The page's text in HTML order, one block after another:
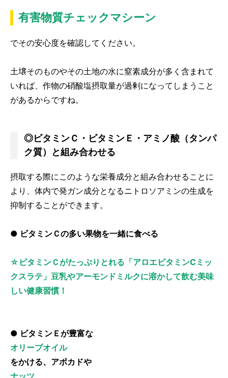
有害物質チェックマシーン
でその安心度を確認してください。
土壌そのものやその土地の水に窒素成分が多く含まれて
いれば、作物の硝酸塩摂取量が過剰になってしまうこと
があるからですね。
◎ビタミンＣ・ビタミンＥ・アミノ酸（タンパ
ク質）と組み合わせる
摂取する際にこのような栄養成分と組み合わせることに
より、体内で発ガン成分となるニトロソアミンの生成を
抑制することができます。
● ビタミンＣの多い果物を一緒に食べる
☆ビタミンＣがたっぷりとれる「アロエビタミンCミッ
クスラテ」豆乳やアーモンドミルクに溶かして飲む美味
しい健康習慣！
● ビタミンＥが豊富な
オリーブオイル
をかける、アボカドや